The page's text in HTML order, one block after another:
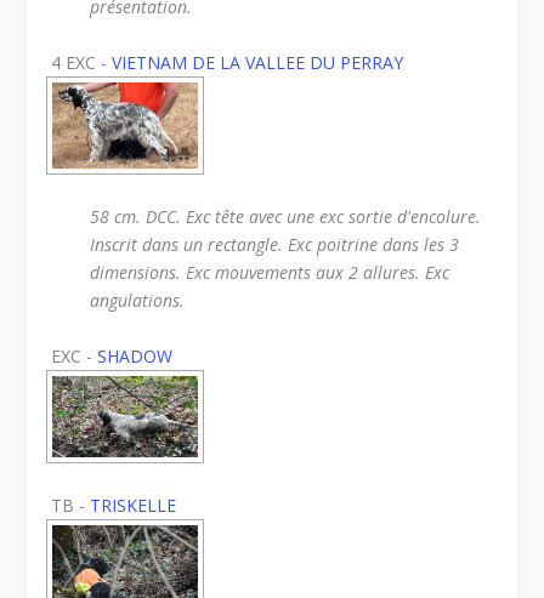
présentation.
4 EXC -VIETNAM DE LA VALLEE DU PERRAY
58 cm. DCC. Exc tête avec une exc sortie d'encolure.
Inscrit dans un rectangle. Exc poitrine dans les 3
dimensions. Exc mouvements aux 2 allures. Exc
angulations.
EXC -SHADOW
TB - TRISKELLE